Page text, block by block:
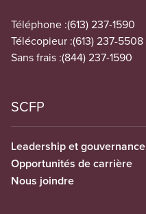
Téléphone :(613) 237-1590
Télécopieur :(613) 237-5508
Sans frais :(844) 237-1590
SCFP
Leadership et gouvernance
Opportunités de carrière
Nous joindre